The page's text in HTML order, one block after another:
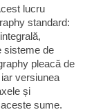
lucru
standard:
sisteme de
pleacă de
versiunea
și
sume.